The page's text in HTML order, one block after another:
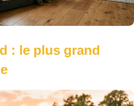
: le plus grand